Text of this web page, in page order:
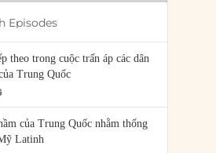
theo trong cuộc trấn áp các dân
Trung Quốc
của Trung Quốc nhằm thống
Latinh